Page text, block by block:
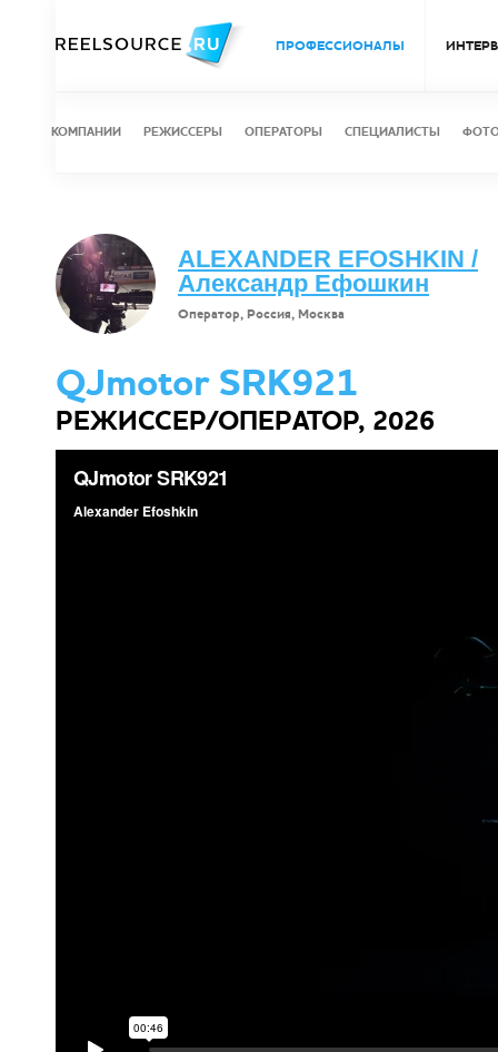
ПРОФЕССИОНАЛЫ
КОМПАНИИ РЕЖИССЕРЫ ОПЕРАТОРЫ СПЕЦИАЛИСТЫ
ALEXANDER EFOSHKIN /
Александр Ефошкин
Оператор, Россия, Москва
QJmotor SRK921
РЕЖИССЕР/ОПЕРАТОР, 2026